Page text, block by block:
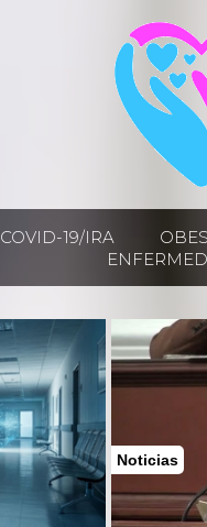
COVID-19/IRA
Noticias